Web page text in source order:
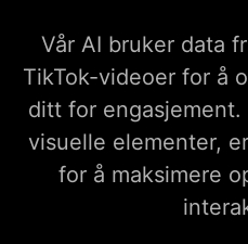
Vår AI bruker data
TikTok-videoer for å
ditt for engasjement.
visuelle elementer,
for å maksimere